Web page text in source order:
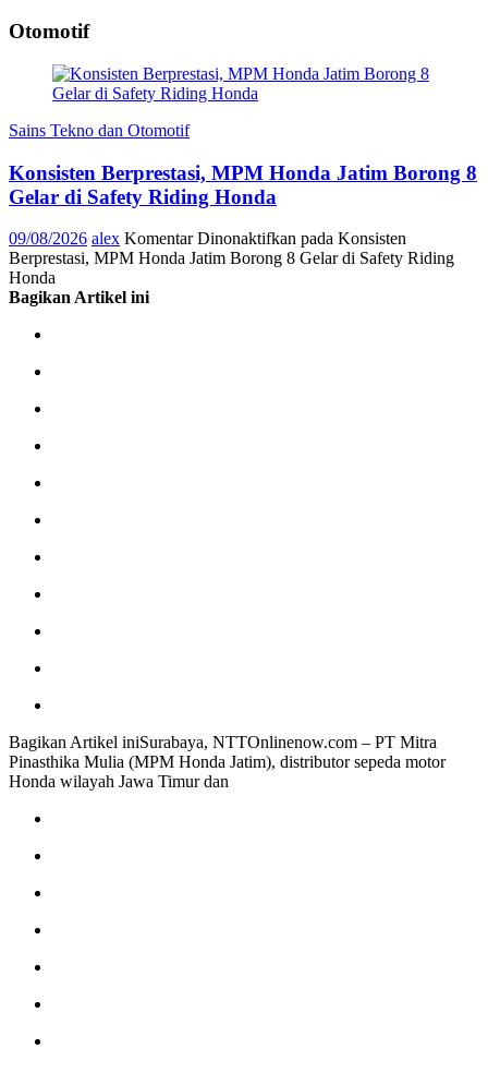
Otomotif
Sains Tekno dan Otomotif
Konsisten Berprestasi, MPM Honda Jatim Borong 8
Gelar di Safety Riding Honda
09/08/2026 alex Komentar Dinonaktifkan pada Konsisten
Berprestasi, MPM Honda Jatim Borong 8 Gelar di Safety Riding
Honda
Bagikan Artikel ini
Bagikan Artikel iniSurabaya, NTTOnlinenow.com – PT Mitra
Pinasthika Mulia (MPM Honda Jatim), distributor sepeda motor
Honda wilayah Jawa Timur dan